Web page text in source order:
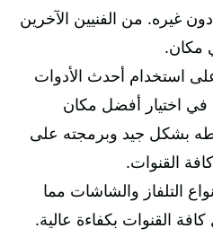
غيره. من الفنيين الآخرين
مكان.
استخدام أحدث الأدوات
في اختيار أفضل مكان
بشكل جيد وبرمجته على
القنوات.
التلفاز والشاشات مما
القنوات بكفاءة عالية.